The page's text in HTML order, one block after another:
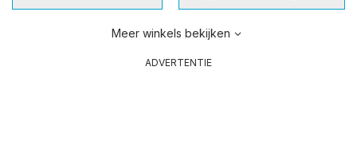
Meer winkels bekijken
ADVERTENTIE